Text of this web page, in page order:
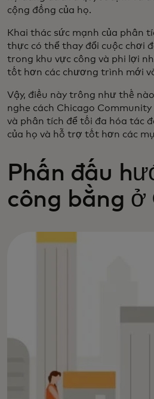
cộng đồng của họ.
Khai thác sức mạnh của phân
thực có thể thay đổi cuộc chơi
trong khu vực công và phi lợi
tốt hơn các chương trình mới
Vậy, điều này trông như thế
nghe cách Chicago
và phân tích để tối đa hóa tác
của họ và hỗ trợ tốt hơn các
Phấn đấu
công bằng ở